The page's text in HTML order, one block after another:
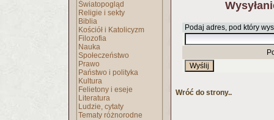
Światopogląd
Religie i sekty
Biblia
Kościół i Katolicyzm
Filozofia
Nauka
Społeczeństwo
Prawo
Państwo i polityka
Kultura
Felietony i eseje
Literatura
Ludzie, cytaty
Tematy różnorodne
Podaj adres, pod który
Wróć do strony..